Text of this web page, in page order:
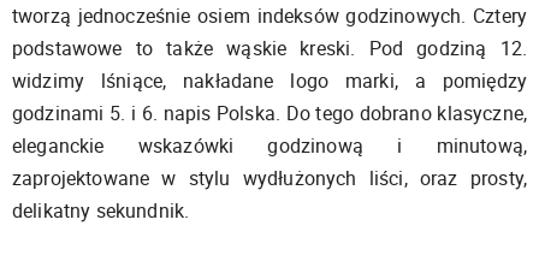
tworzą jednocześnie osiem indeksów godzinowych. Cztery
podstawowe to także wąskie kreski. Pod godziną 12.
widzimy lśniące, nakładane logo marki, a pomiędzy
godzinami 5. i 6. napis Polska. Do tego dobrano klasyczne,
eleganckie wskazówki godzinową i minutową,
zaprojektowane w stylu wydłużonych liści, oraz prosty,
delikatny sekundnik.